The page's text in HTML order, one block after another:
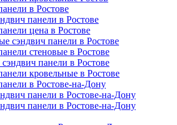
в Ростове
панели в Ростове
цена в Ростове
сэндвич панели в Ростове
стеновые в Ростове
панели в Ростове
кровельные в Ростове
в Ростове-на-Дону
панели в Ростове-на-Дону
панели в Ростове-на-Дону